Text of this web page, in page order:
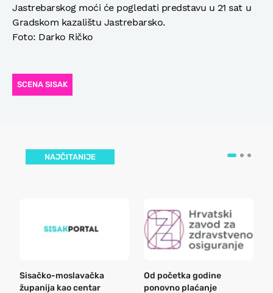
Jastrebarskog moći će pogledati predstavu u 21 sat u
Gradskom kazalištu Jastrebarsko.
Foto: Darko Ričko
SCENA SISAK
NAJČITANIJE
Sisačko-moslavačka
županija kao centar
Od početka godine
ponovno plaćanje